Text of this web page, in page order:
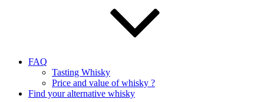
FAQ
Tasting Whisky
Price and value of whisky ?
Find your alternative whisky